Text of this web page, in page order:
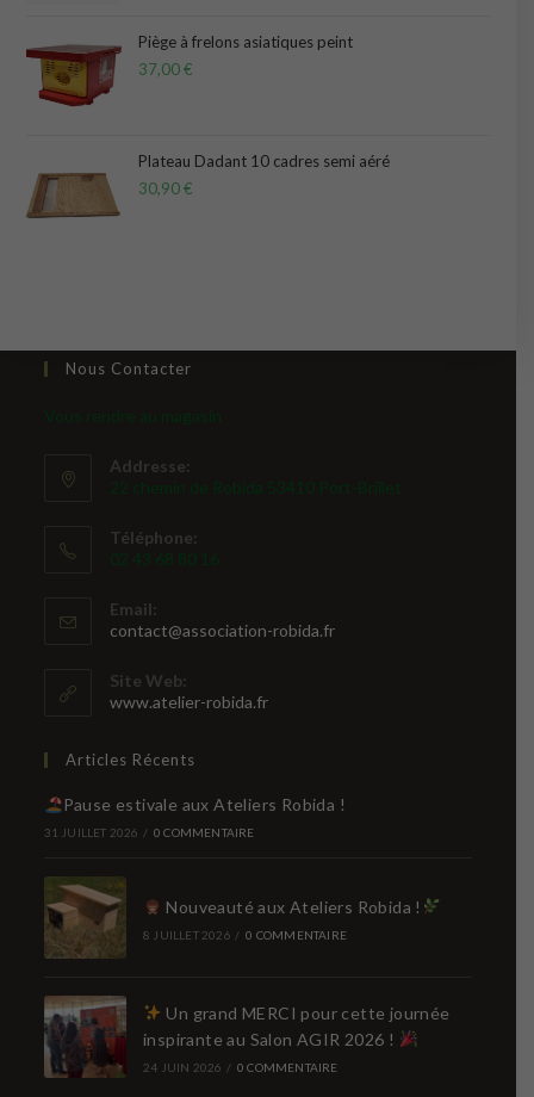
Piège à frelons asiatiques peint
37,00€
Plateau Dadant 10 cadres semi aéré
30,90€
Nous Contacter
Vous rendre au magasin
Addresse:
22 chemin de Robida 53410 Port-Brillet
Téléphone:
02 43 68 80 16
Email:
contact@association-robida.frS’ouvre
Site Web:
www.atelier-robida.fr
Articles Récents
Pause estivale aux Ateliers Robida !
31 JUILLET 2026 / 0 COMMENTAIRE
Nouveauté aux Ateliers Robida !
8 JUILLET 2026 / 0 COMMENTAIRE
Un grand MERCI pour cette journée
inspirante au Salon AGIR 2026 !
24 JUIN 2026 / 0 COMMENTAIRE